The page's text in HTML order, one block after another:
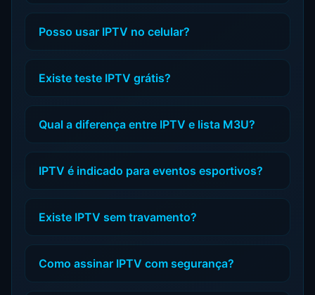
Posso usar IPTV no celular?
Existe teste IPTV grátis?
Qual a diferença entre IPTV e lista M3U?
IPTV é indicado para eventos esportivos?
Existe IPTV sem travamento?
Como assinar IPTV com segurança?